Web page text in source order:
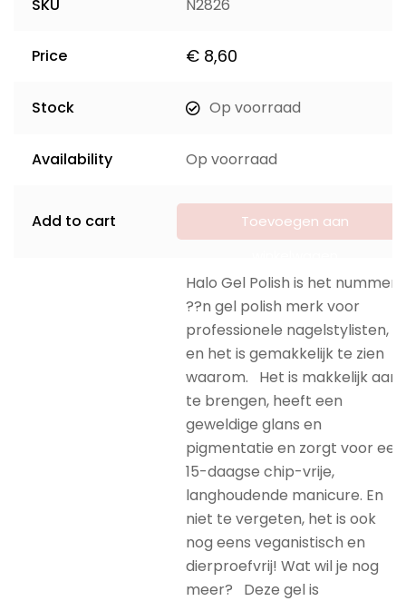
SKU N2826
Price € 8,60
Stock Op voorraad
Availability Op voorraad
Add to cart
Toevoegen aan
Halo Gel Polish is het nummer
??n gel polish merk voor
professionele nagelstylisten,
en het is gemakkelijk te zien
waarom. Het is makkelijk aan
te brengen, heeft een
geweldige glans en
pigmentatie en zorgt voor een
15-daagse chip-vrije,
langhoudende manicure. En
niet te vergeten, het is ook
nog eens veganistisch en
dierproefvrij! Wat wil je nog
meer? Deze gel is